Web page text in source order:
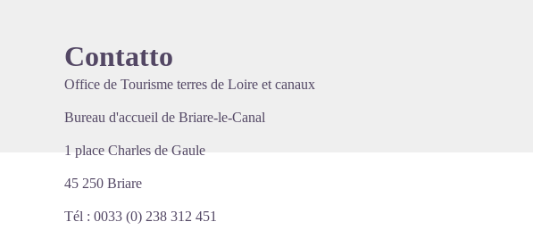
Contatto
Office de Tourisme terres de Loire et canaux
Bureau d'accueil de Briare-le-Canal
1 place Charles de Gaule
45 250 Briare
Tél : 0033 (0) 238 312 451